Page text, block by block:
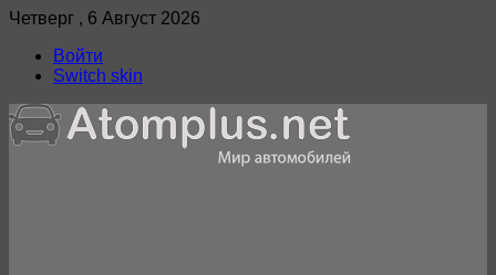
Четверг , 6 Август 2026
Войти
Switch skin